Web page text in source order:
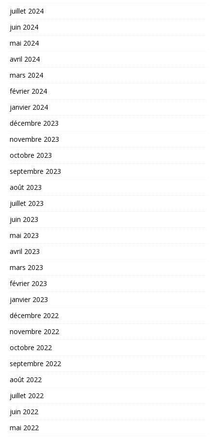
juillet 2024
juin 2024
mai 2024
avril 2024
mars 2024
février 2024
janvier 2024
décembre 2023
novembre 2023
octobre 2023
septembre 2023
août 2023
juillet 2023
juin 2023
mai 2023
avril 2023
mars 2023
février 2023
janvier 2023
décembre 2022
novembre 2022
octobre 2022
septembre 2022
août 2022
juillet 2022
juin 2022
mai 2022